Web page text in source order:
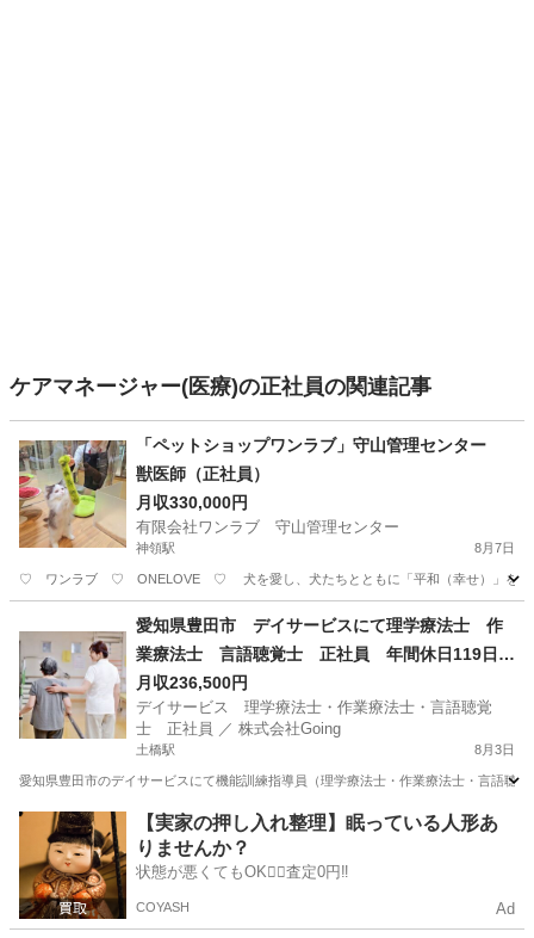
ケアマネージャー(医療)の正社員の関連記事
「ペットショップワンラブ」守山管理センター
獣医師（正社員）
月収330,000円
有限会社ワンラブ 守山管理センター
神領駅 8月7日
♡ ワンラブ ♡ ONELOVE ♡ 犬を愛し、犬たちとともに「平和（幸せ）」を届けた
神領駅 動物
愛知県豊田市 デイサービスにて理学療法士 作
業療法士 言語聴覚士 正社員 年間休日119日以
上
月収236,500円
デイサービス 理学療法士・作業療法士・言語聴覚
士 正社員 ／ 株式会社Going
土橋駅 8月3日
愛知県豊田市のデイサービスにて機能訓練指導員（理学療法士・作業療法士・言語
愛知 豊田市 土橋駅 その他
【実家の押し入れ整理】眠っている人形あ
りませんか？
状態が悪くてもOK🙆‍♀️査定0円‼️
COYASH Ad